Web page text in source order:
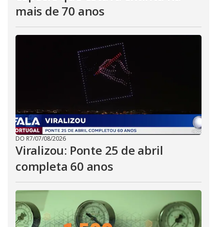
mais de 70 anos
DO R7/07/08/2026
Viralizou: Ponte 25 de abril
completa 60 anos